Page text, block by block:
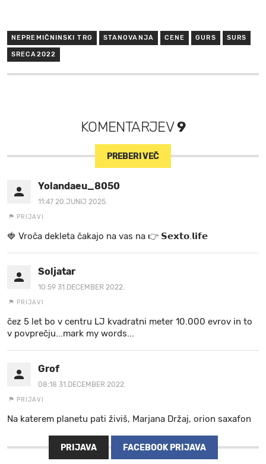
NEPREMIČNINSKI TRG STANOVANJA CENE GURS SURS
SRECA2022
KOMENTARJEV9
PREBERI VEČ
Yolandaeu_8050
11:47 20.JUNIJ 2025.
PRIJAVI
🍓 V r o č a d e k l e t a ča k a jo na va s n a 👉 𝗦𝗲𝘅𝘁𝗼.𝗹𝗶𝗳𝗲
Soljatar
10:59 31.DECEMBER 2022.
PRIJAVI
čez 5 let bo v centru LJ kvadratni meter 10.000 evrov in to
v povprečju...mark my words...
Grof
08:18 31.DECEMBER 2022.
PRIJAVI
Na katerem planetu pati živiš, Marjana Držaj, orion saxafon
PRIJAVA FACEBOOK PRIJAVA